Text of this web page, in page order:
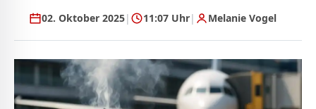
02. Oktober 2025| 11:07 Uhr| Melanie Vogel